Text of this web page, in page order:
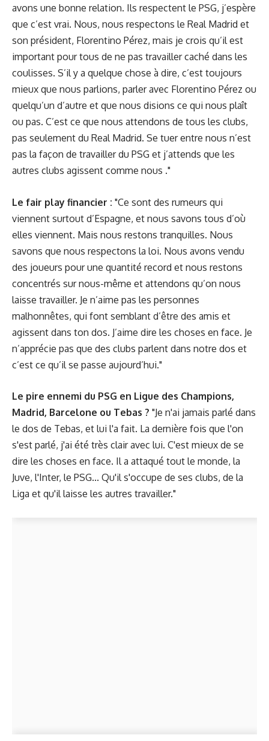
avons une bonne relation. Ils respectent le PSG, j’espère
que c’est vrai. Nous, nous respectons le Real Madrid et
son président, Florentino Pérez, mais je crois qu’il est
important pour tous de ne pas travailler caché dans les
coulisses. S’il y a quelque chose à dire, c’est toujours
mieux que nous parlions, parler avec Florentino Pérez ou
quelqu’un d’autre et que nous disions ce qui nous plaît
ou pas. C’est ce que nous attendons de tous les clubs,
pas seulement du Real Madrid. Se tuer entre nous n’est
pas la façon de travailler du PSG et j’attends que les
autres clubs agissent comme nous ."
Le fair play financier : "Ce sont des rumeurs qui
viennent surtout d’Espagne, et nous savons tous d’où
elles viennent. Mais nous restons tranquilles. Nous
savons que nous respectons la loi. Nous avons vendu
des joueurs pour une quantité record et nous restons
concentrés sur nous-même et attendons qu’on nous
laisse travailler. Je n’aime pas les personnes
malhonnêtes, qui font semblant d’être des amis et
agissent dans ton dos. J’aime dire les choses en face. Je
n’apprécie pas que des clubs parlent dans notre dos et
c’est ce qu’il se passe aujourd’hui."
Le pire ennemi du PSG en Ligue des Champions,
Madrid, Barcelone ou Tebas ? "Je n'ai jamais parlé dans
le dos de Tebas, et lui l'a fait. La dernière fois que l'on
s'est parlé, j'ai été très clair avec lui. C'est mieux de se
dire les choses en face. Il a attaqué tout le monde, la
Juve, l'Inter, le PSG... Qu'il s'occupe de ses clubs, de la
Liga et qu'il laisse les autres travailler."